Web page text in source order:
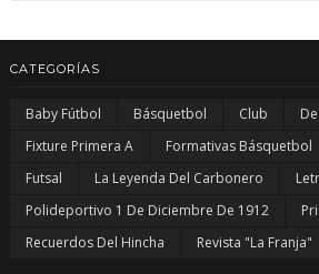
CATEGORÍAS
Baby Fútbol Básquetbol Club
Fixture Primera A
Formativas Básquetbol
Futsal
La Leyenda Del Carbonero
Polideportivo 1 De Diciembre De 1912
Recuerdos Del Hincha
Revista "La Franja"